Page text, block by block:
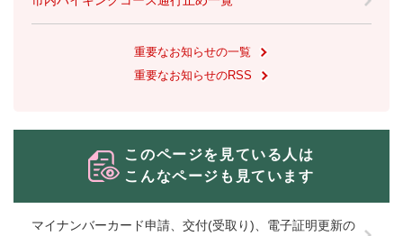
重要なお知らせの一覧
重要なお知らせのRSS
このページを見ている人は
こんなページも見ています
マイナンバーカード申請、交付(受取り)、電子証明更新の